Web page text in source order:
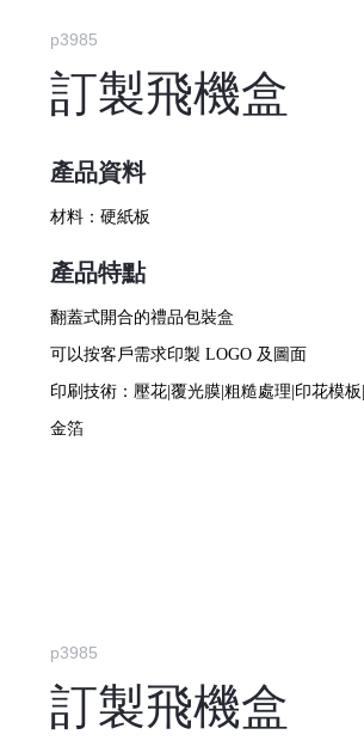
p3985
訂製飛機盒
產品資料
材料： 硬紙板
產品特點
翻蓋式開合的禮品包裝盒
可以按客戶需求印製 LOGO 及圖面
印刷技術：壓花|覆光膜|粗糙處理|印花模
金箔
p3985
訂製飛機盒